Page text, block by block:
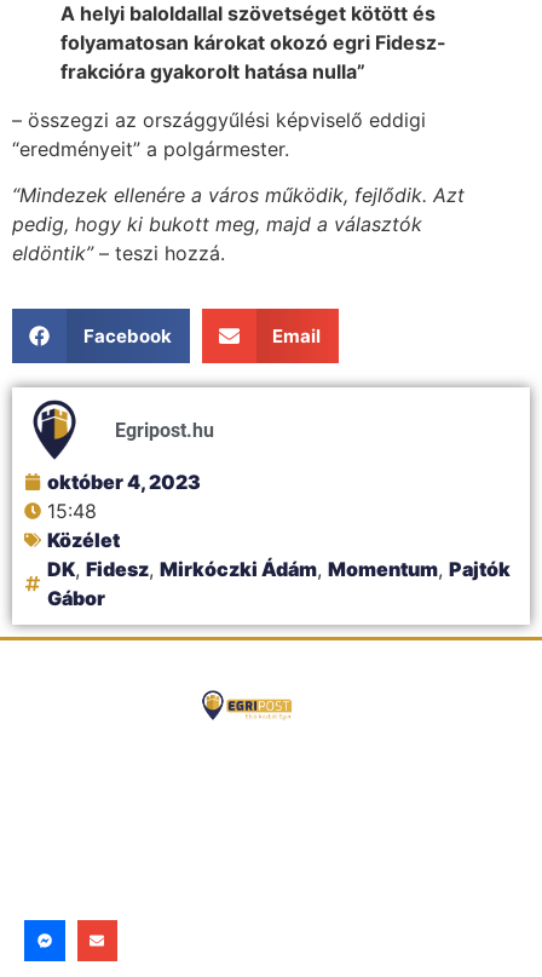
A helyi baloldallal szövetséget kötött és
folyamatosan károkat okozó egri Fidesz-
frakcióra gyakorolt hatása nulla”
– összegzi az országgyűlési képviselő eddigi
“eredményeit” a polgármester.
“Mindezek ellenére a város működik, fejlődik. Azt
pedig, hogy ki bukott meg, majd a választók
eldöntik”– teszi hozzá.
Facebook Email
Egripost.hu
október 4, 2023
15:48
Közélet
DK, Fidesz, Mirkóczki Ádám, Momentum, Pajtók
Gábor